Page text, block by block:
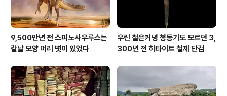
9,500만년 전 스피노사우루스는
칼날 모양 머리 볏이 있었다
우린 철은커녕 청동기도 모르던 3,
300년 전 히타이트 철제 단검